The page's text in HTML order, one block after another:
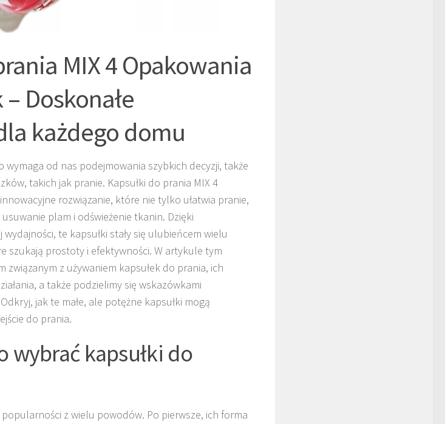
MIX 4 Opakowania
Doskonałe
każdego domu
wymaga od nas podejmowania szybkich decyzji, także
takich jak pranie. Kapsułki do prania MIX 4
rozwiązanie, które nie tylko ułatwia pranie,
plam i odświeżenie tkanin. Dzięki
te kapsułki stały się ulubieńcem wielu
szukają prostoty i efektywności. W artykule tym
związanym z używaniem kapsułek do prania, ich
a także podzielimy się wskazówkami
jak te małe, ale potężne kapsułki mogą
do prania.
wybrać kapsułki do
z wielu powodów. Po pierwsze, ich forma